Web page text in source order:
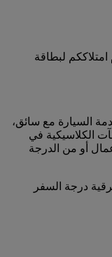
لبطاقة
السيارة مع سائق،
الكلاسيكية في
أو من الدرجة
درجة السفر